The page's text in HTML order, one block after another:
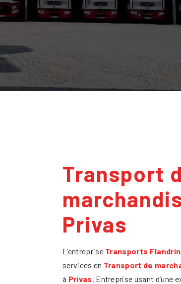
Transport de
Privas
L’entreprise Transports Flandrin
services en Transport de
à Privas. Entreprise usant d’une